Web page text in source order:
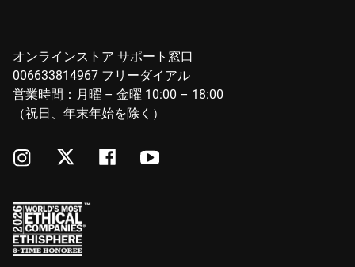
オンラインストア サポート窓口
006633814967 フリーダイアル
営業時間：月曜 – 金曜 10:00 – 18:00
（祝日、年末年始を除く）